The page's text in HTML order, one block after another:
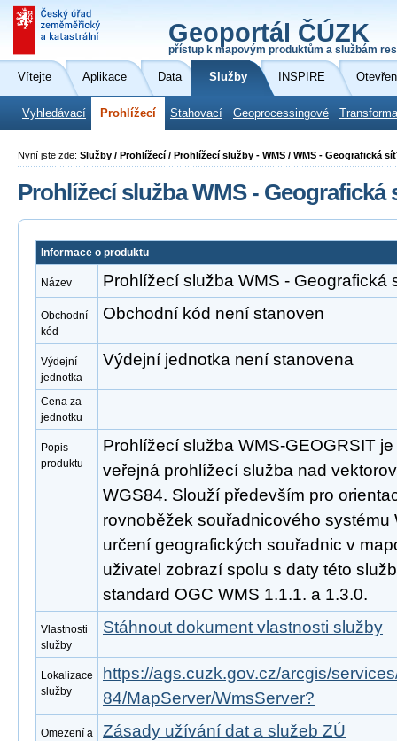
Geoportál ČÚZK
přístup k mapovým produktům a službám
Vítejte Aplikace Data Služby INSPIRE
Vyhledávací Prohlížecí Stahovací Geoprocessingové
Nyní jste zde: Služby / Prohlížecí / Prohlížecí služby - WMS / WMS - Geografická síť
Prohlížecí služba WMS - Geografická
Informace o produktu
Název Prohlížecí služba WMS - Geografická
Obchodní
kód
Obchodní kód není stanoven
Výdejní
jednotka
Výdejní jednotka není stanovena
Cena za
jednotku
Popis
produktu
Prohlížecí služba WMS-GEOGRSIT
veřejná prohlížecí služba nad
WGS84. Slouží především pro
rovnoběžek souřadnicového systému
určení geografických souřadnic v
uživatel zobrazí spolu s daty této
standard OGC WMS 1.1.1. a 1.3.0.
Vlastnosti
služby
Stáhnout dokument vlastnosti služby
Lokalizace
služby
https://ags.cuzk.gov.cz/arcgis/
84/MapServer/WmsServer?
Omezení a
Zásady užívání dat a služeb ZÚ